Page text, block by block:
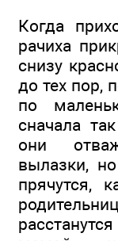
Когда
рачиха
снизу
до тех пор,
по
сначала
они
вылазки,
прячутся,